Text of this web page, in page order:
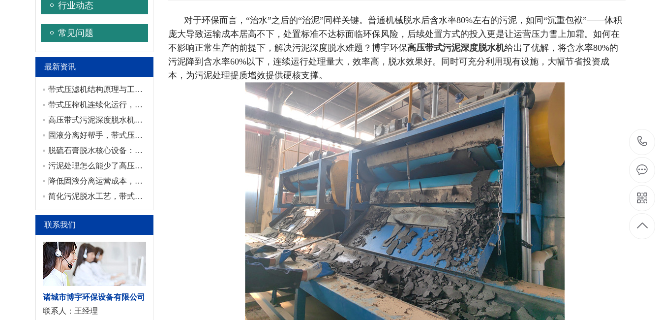
行业动态
常见问题
最新资讯
带式压滤机结构原理与工况适配技术探析
带式压榨机连续化运行，成为各工厂固液分离的助力
高压带式污泥深度脱水机性能对比
固液分离好帮手，带式压滤机
脱硫石膏脱水核心设备：真空皮带脱水机全面解析
污泥处理怎么能少了高压带式污泥深度脱水机，绿色处理资源化利用
降低固液分离运营成本，带式压榨机适配各类生产工况
简化污泥脱水工艺，带式浓缩脱水一体机的实用价值
联系我们
诸城市博宇环保设备有限公司
联系人：王经理
对于环保而言，“治水”之后的“治泥”同样关键。普通机械脱水后含水率80%左右的污泥，如同“沉重包袱”——体积
庞大导致运输成本居高不下，处置标准不达标面临环保风险，后续处置方式的投入更是让运营压力雪上加霜。如何在
不影响正常生产的前提下，解决污泥深度脱水难题？博宇环保高压带式污泥深度脱水机给出了优解，将含水率80%的
污泥降到含水率60%以下，连续运行处理量大，效率高，脱水效果好。同时可充分利用现有设施，大幅节省投资成
本，为污泥处理提质增效提供硬核支撑。